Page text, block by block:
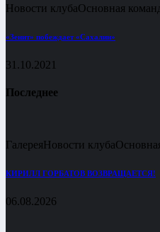
Новости клубаОсновная
«Зенит» побеждает «Сахалин»
31.10.2021
Последнее
ГалереяНовости клуба
КИРИЛЛ ГОРБАТОВ ВОЗВРАЩАЕТСЯ!
06.08.2026